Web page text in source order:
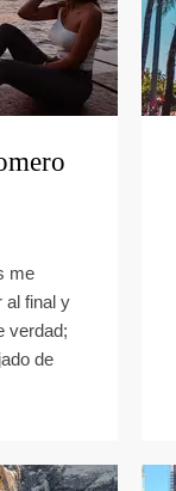
me
al final y
verdad;
de